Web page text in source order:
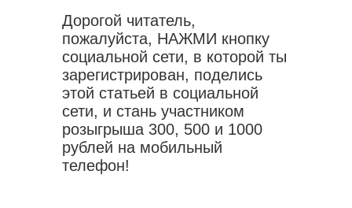
Дорогой читатель,
пожалуйста, НАЖМИ кнопку
социальной сети, в которой ты
зарегистрирован, поделись
этой статьей в социальной
сети, и стань участником
розыгрыша 300, 500 и 1000
рублей на мобильный
телефон!